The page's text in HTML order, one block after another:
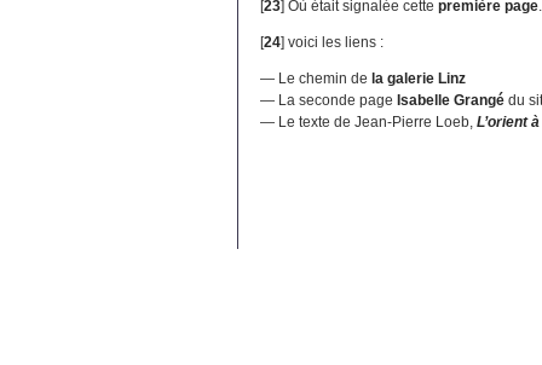
[23]Où était signalée cettepremière page.
[24]voici les liens :
— Le chemin de la galerie Linz
— La seconde page Isabelle Grangé du
— Le texte de Jean-Pierre Loeb,L’orient